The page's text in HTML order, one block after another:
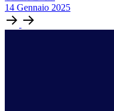
14 Gennaio 2025